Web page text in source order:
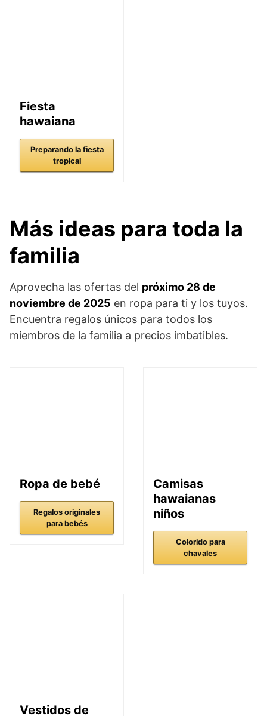
Fiesta
hawaiana
Preparando la fiesta
tropical
Más ideas para toda la
familia
Aprovecha las ofertas del próximo 28 de
noviembre de 2025 en ropa para ti y los tuyos.
Encuentra regalos únicos para todos los
miembros de la familia a precios imbatibles.
Ropa de bebé
Regalos originales
para bebés
Camisas
hawaianas
niños
Colorido para
chavales
Vestidos de